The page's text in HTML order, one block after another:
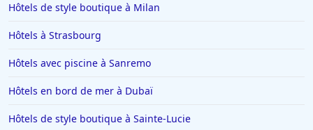
Hôtels de style boutique à Milan
Hôtels à Strasbourg
Hôtels avec piscine à Sanremo
Hôtels en bord de mer à Dubaï
Hôtels de style boutique à Sainte-Lucie